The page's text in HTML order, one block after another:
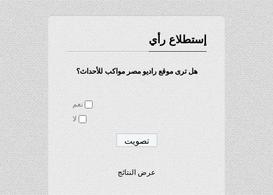
إستطلاع رأي
هل ترى موقع راديو مصر مواكب للأحداث؟
نعم
عرض النتائج